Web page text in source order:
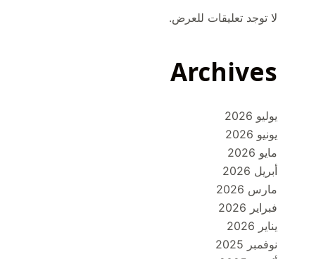
لا توجد تعليقات للعرض.
Archives
يوليو 2026
يونيو 2026
مايو 2026
أبريل 2026
مارس 2026
فبراير 2026
يناير 2026
نوفمبر 2025